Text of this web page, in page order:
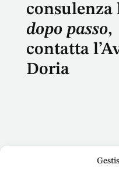
consulenza
dopo passo,
contatta
Doria